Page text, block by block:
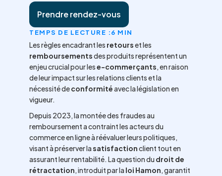
Prendre rendez-vous
TEMPS DE LECTURE :6 MIN
Les règles encadrant les retourset les
remboursementsdes produits représentent un
enjeu crucial pour lese-commerçants, en raison
de leur impact sur les relations clients et la
nécessité deconformitéavec la législation en
vigueur.
Depuis 2023, la montée des fraudes au
remboursement a contraint les acteurs du
commerce en ligne à réévaluer leurs politiques,
visant à préserver lasatisfactionclient tout en
assurant leur rentabilité. La question du droit de
rétractation, introduit par la loi Hamon, garantit